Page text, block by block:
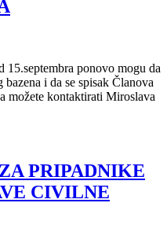
15.septembra ponovo mogu da
i da se spisak Članova
možete kontaktirati Miroslava
PRIPADNIKE
CIVILNE